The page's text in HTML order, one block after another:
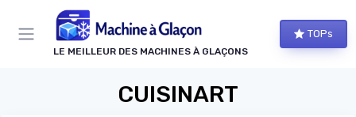
LE MEILLEUR DES MACHINES À GLAÇONS
TOPs
CUISINART
Panneau de gestion des cookies